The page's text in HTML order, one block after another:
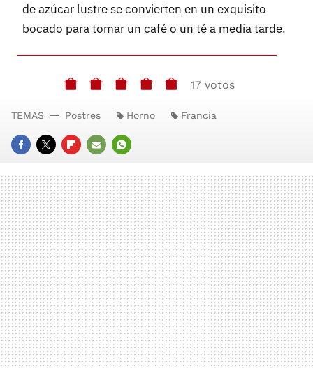
de azúcar lustre se convierten en un exquisito
bocado para tomar un café o un té a media tarde.
17 votos
FACEBOOK
TWITTERFLIPBOARD
E-
MAIL
WHATSAPP
TEMAS Postres Horno Francia